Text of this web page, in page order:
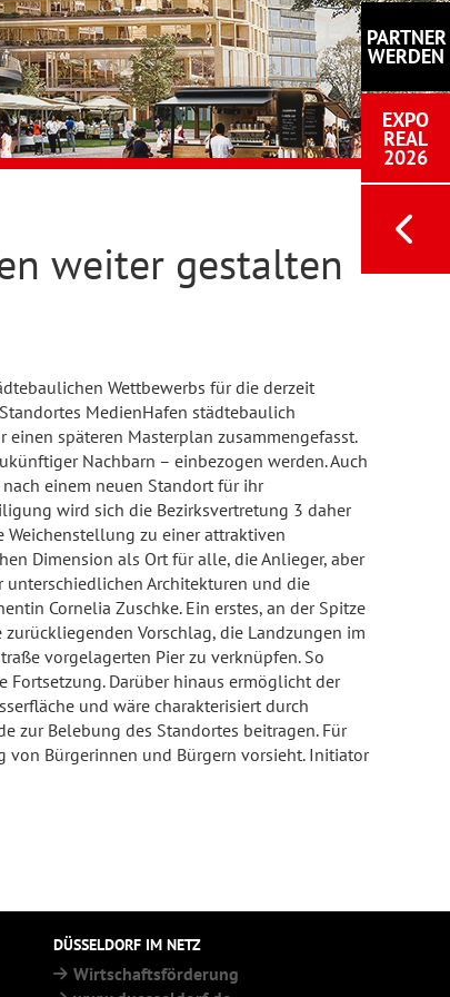
PARTNER
WERDEN
EXPO
REAL
2026
weiter gestalten
Wettbewerbs für die derzeit
MedienHafen städtebaulich
späteren Masterplan zusammengefasst.
Nachbarn – einbezogen werden. Auch
einem neuen Standort für ihr
wird sich die Bezirksvertretung 3 daher
Weichenstellung zu einer attraktiven
Dimension als Ort für alle, die Anlieger, aber
unterschiedlichen Architekturen und die
Cornelia Zuschke. Ein erstes, an der Spitze
Vorschlag, die Landzungen im
vorgelagerten Pier zu verknüpfen. So
Fortsetzung. Darüber hinaus ermöglicht der
und wäre charakterisiert durch
zur Belebung des Standortes beitragen. Für
von Bürgerinnen und Bürgern vorsieht. Initiator
DÜSSELDORF IM NETZ
Wirtschaftsförderung